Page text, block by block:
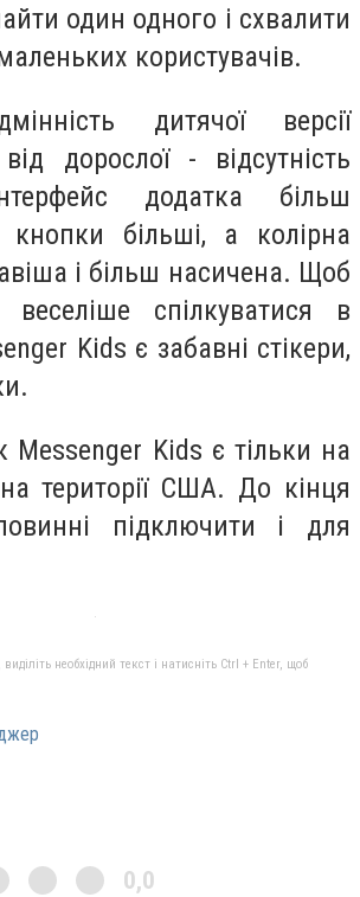
один одного і схвалити
користувачів.
дитячої версії
дорослої - відсутність
додатка більш
кнопки більші, а колірна
і більш насичена. Щоб
веселіше спілкуватися в
Kids є забавні стікери,
Messenger Kids є тільки на
території США. До кінця
підключити і для
необхідний текст і натисніть Ctrl + Enter, щоб
0,0